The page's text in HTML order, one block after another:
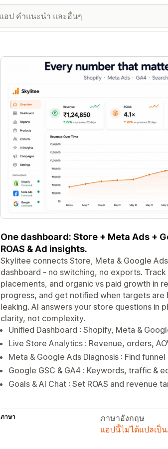
แกลเลอรีรูปภาพที่แสดง
One dashboard: Store + Meta Ads +
ROAS & Ad insights.
Skylitee connects Store, Meta & Google
dashboard - no switching, no exports.
placements, and organic vs paid growth in
progress, and get notified when targets are
leaking. AI answers your store questions in
clarity, not complexity.
Unified Dashboard : Shopify, Meta &
Live Store Analytics : Revenue, orders,
Meta & Google Ads Diagnosis : Find
Google GSC & GA4 : Keywords, traffic &
Goals & AI Chat : Set ROAS and revenue
ภาษา
ภาษาอังกฤษ
แอปนี้ไม่ได้แปลเป็